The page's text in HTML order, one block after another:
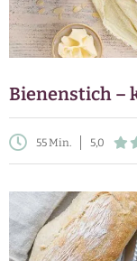
Bienenstich –
55 Min. 5,0